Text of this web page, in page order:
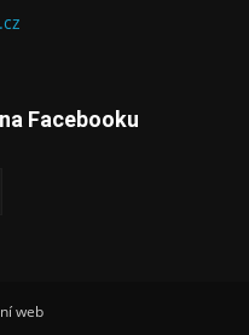
Facebooku
web